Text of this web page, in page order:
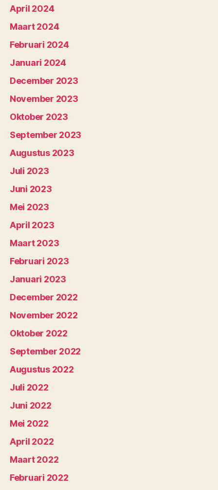
April 2024
Maart 2024
Februari 2024
Januari 2024
December 2023
November 2023
Oktober 2023
September 2023
Augustus 2023
Juli 2023
Juni 2023
Mei 2023
April 2023
Maart 2023
Februari 2023
Januari 2023
December 2022
November 2022
Oktober 2022
September 2022
Augustus 2022
Juli 2022
Juni 2022
Mei 2022
April 2022
Maart 2022
Februari 2022